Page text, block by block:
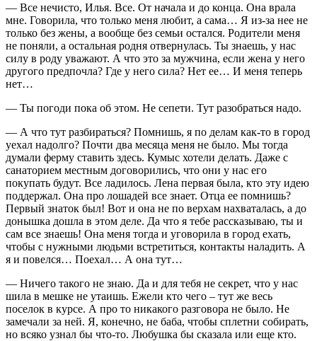
— Все нечисто, Илья. Все. От начала и до конца. Она врала
мне. Говорила, что только меня любит, а сама… Я из-за нее не
только без жены, а вообще без семьи остался. Родители меня
не поняли, а остальная родня отвернулась. Ты знаешь, у нас
силу в роду уважают. А что это за мужчина, если жена у него
другого предпочла? Где у него сила? Нет ее… И меня теперь
нет…
— Ты погоди пока об этом. Не сепети. Тут разобраться надо.
— А что тут разбираться? Помнишь, я по делам как-то в город
уехал надолго? Почти два месяца меня не было. Мы тогда
думали ферму ставить здесь. Кумыс хотели делать. Даже с
санаторием местным договорились, что они у нас его
покупать будут. Все ладилось. Лена первая была, кто эту идею
поддержал. Она про лошадей все знает. Отца ее помнишь?
Первый знаток был! Вот и она не по верхам нахваталась, а до
донышка дошла в этом деле. Да что я тебе рассказываю, ты и
сам все знаешь! Она меня тогда и уговорила в город ехать,
чтобы с нужными людьми встретиться, контакты наладить. А
я и повелся… Поехал… А она тут…
— Ничего такого не знаю. Да и для тебя не секрет, что у нас
шила в мешке не утаишь. Ежели кто чего – тут же весь
поселок в курсе. А про то никакого разговора не было. Не
замечали за ней. Я, конечно, не баба, чтобы сплетни собирать,
но всяко узнал бы что-то. Любушка бы сказала или еще кто.